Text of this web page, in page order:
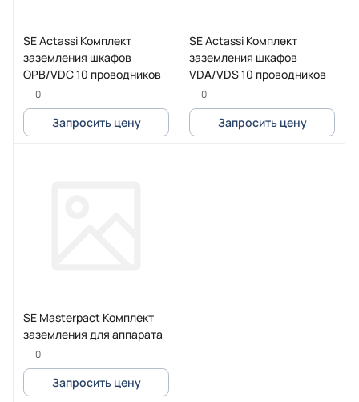
SE Actassi Комплект
заземления шкафов
OPB/VDC 10 проводников
0
Запросить цену
SE Actassi Комплект
заземления шкафов
VDA/VDS 10 проводников
0
Запросить цену
SE Masterpact Комплект
заземления для аппарата
0
Запросить цену